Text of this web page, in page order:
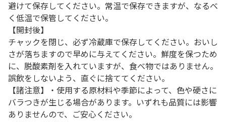
避けて保存してください。常温で保存できますが、なるべ
く低温で保管してください。
【開封後】
チャックを閉じ、必ず冷蔵庫で保存してください。おいし
さが落ちますので早めに与えてください。鮮度を保つため
に、脱酸素剤を入れていますが、食べ物ではありません。
誤飲をしないよう、直ぐに捨ててください。
【諸注意】・使用する原材料や季節によって、色や硬さに
バラつきが生じる場合があります。いずれも品質には影響
ありませんので、ご安心ください。